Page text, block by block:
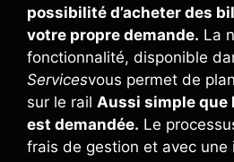
possibilité d’acheter des
votre propre demande. La
fonctionnalité, disponible
Servicesvous permet de
sur le rail Aussi simple que
est demandée. Le
frais de gestion et avec une